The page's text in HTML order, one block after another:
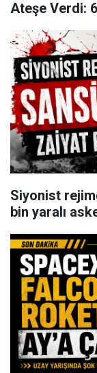
Ateşe Verdi:
Siyonist
bin yaralı